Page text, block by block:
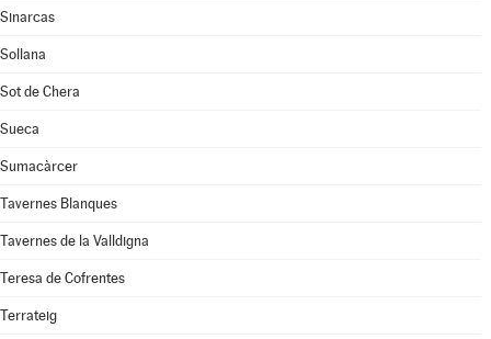
Sinarcas
Sollana
Sot de Chera
Sueca
Sumacàrcer
Tavernes Blanques
Tavernes de la Valldigna
Teresa de Cofrentes
Terrateig